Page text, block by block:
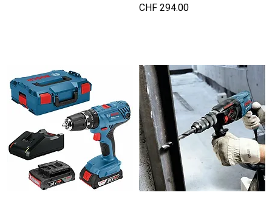
Preis
CHF 294.00